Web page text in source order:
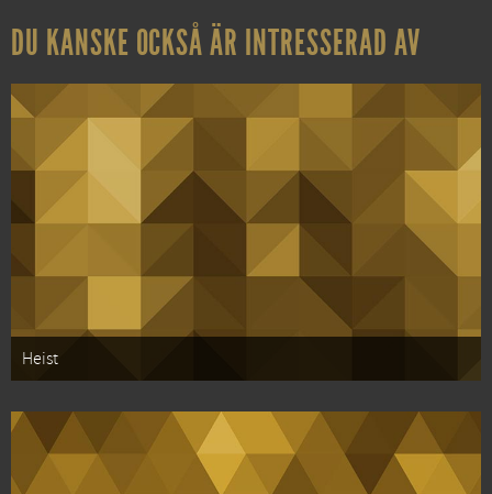
DU KANSKE OCKSÅ ÄR INTRESSERAD AV
Heist